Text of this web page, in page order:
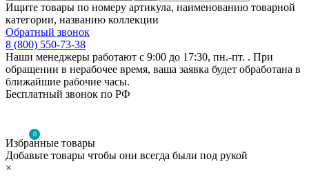
Ищите товары по номеру артикула, наименованию товарной
категории, названию коллекции
Обратный звонок
8 (800) 550-73-38
Наши менеджеры работают с 9:00 до 17:30, пн.-пт. . При
обращении в нерабочее время, ваша заявка будет обработана в
ближайшие рабочие часы.
Бесплатный звонок по РФ
0
Избранные товары
Добавьте товары чтобы они всегда были под рукой
×